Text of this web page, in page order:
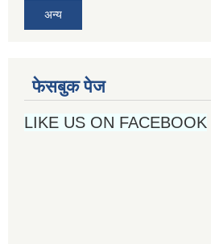
अन्य
फेसबुक पेज
LIKE US ON FACEBOOK